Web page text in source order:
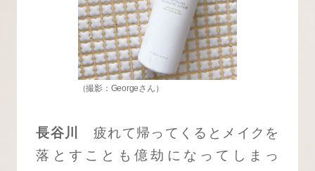
（撮影：Georgeさん）
長谷川
疲れて帰ってくるとメイクを
落とすことも億劫になってしまっ